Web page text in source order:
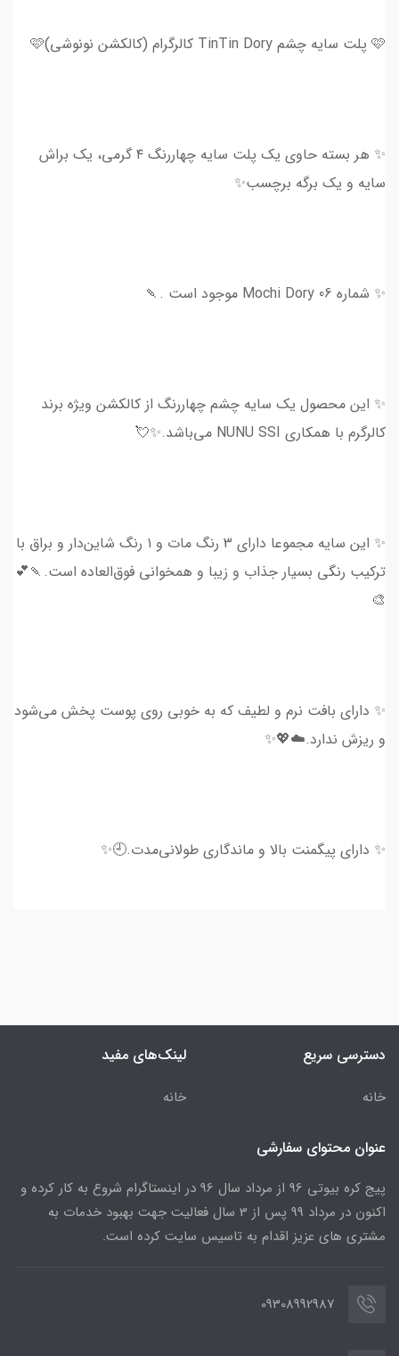
🩷 پلت سایه چشم TinTin Dory کالرگرام (کالکشن نونوشی)🩷
✨ هر بسته حاوی یک پلت سایه چهاررنگ ۴ گرمی، یک براش
سایه و یک برگه برچسب✨
✨ شماره 06 Mochi Dory موجود است .🍡
✨ این محصول یک سایه چشم چهاررنگ از کالکشن ویژه برند
کالرگرم با همکاری NUNU SSI می‌باشد.✨💘
✨ این سایه‌‌ مجموعا دارای ۳ رنگ مات و ۱ رنگ شاین‌دار و براق با
ترکیب رنگی بسیار جذاب و زیبا و همخوانی فوق‌العاده است.🍡💕
🎨
✨ دارای بافت نرم و لطیف که به خوبی روی پوست پخش می‌شود
و ریزش ندارد.☁️💖✨
✨ دارای پیگمنت بالا و ماندگاری طولانی‌مدت.🕘✨
دسترسی سریع
خانه
لینک‌های مفید
خانه
عنوان محتوای سفارشی
پیج کره بیوتی 96 از مرداد سال 96 در اینستاگرام شروع به کار کرده و
اکنون در مرداد 99 پس از 3 سال فعالیت جهت بهبود خدمات به
مشتری های عزیز اقدام به تاسیس سایت کرده است.
09308992987